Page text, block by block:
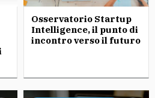
Osservatorio Startup
Intelligence, il punto di
incontro verso il futuro